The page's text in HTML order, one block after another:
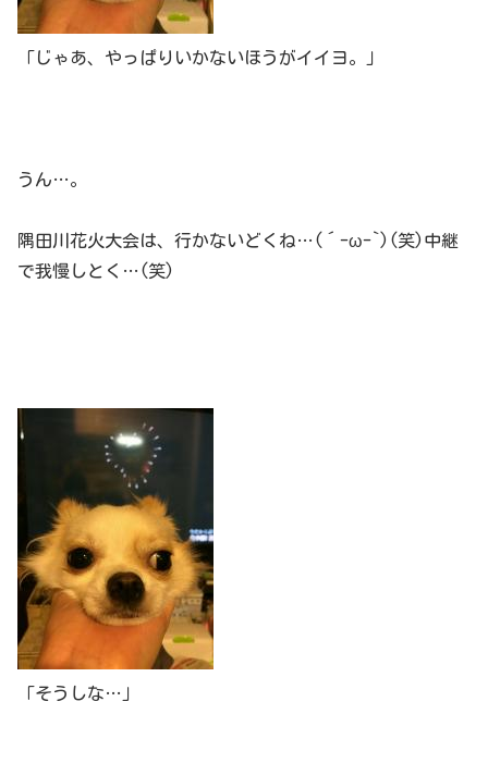
「じゃあ、やっぱりいかないほうがイイヨ。」
うん…。
隅田川花火大会は、行かないどくね…(´-ω-`)(笑)中継
で我慢しとく…(笑)
「そうしな…」